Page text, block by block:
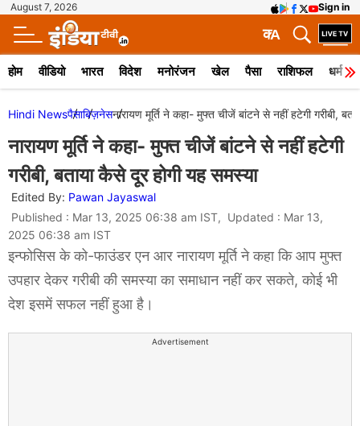
August 7, 2026 Sign in
A
क
होम वीडियो भारत विदेश मनोरंजन खेल पैसा राशिफल धर्म
Hindi Newsपैसाबिज़नेसनारायण मूर्ति ने कहा- मुफ्त चीजें बांटने से नहीं हटेगी गरीबी,
नारायण मूर्ति ने कहा- मुफ्त चीजें बांटने से नहीं हटेगी
गरीबी, बताया कैसे दूर होगी यह समस्या
Edited By: Pawan Jayaswal
Published : Mar 13, 2025 06:38 am IST, Updated : Mar 13,
2025 06:38 am IST
इन्फोसिस के को-फाउंडर एन आर नारायण मूर्ति ने कहा कि आप मुफ्त
उपहार देकर गरीबी की समस्या का समाधान नहीं कर सकते, कोई भी
देश इसमें सफल नहीं हुआ है।
Advertisement